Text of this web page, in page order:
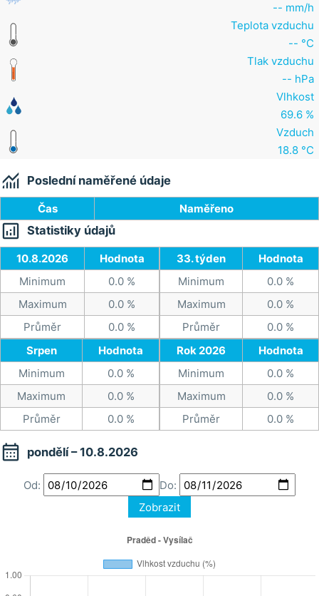
-- mm/h
Teplota vzduchu
-- °C
Tlak vzduchu
-- hPa
Vlhkost
69.6 %
Vzduch
18.8 °C
 Poslední naměřené údaje
Čas Naměřeno
 Statistiky údajů
10.8.2026
Hodnota
Minimum
0.0 %
Maximum
0.0 %
Průměr
0.0 %
33. týden
Hodnota
Minimum
0.0 %
Maximum
0.0 %
Průměr
0.0 %
Srpen
Hodnota
Minimum
0.0 %
Maximum
0.0 %
Průměr
0.0 %
Rok 2026
Hodnota
Minimum
0.0 %
Maximum
0.0 %
Průměr
0.0 %
 pondělí – 10.8.2026
Od:
Do:
Zobrazit